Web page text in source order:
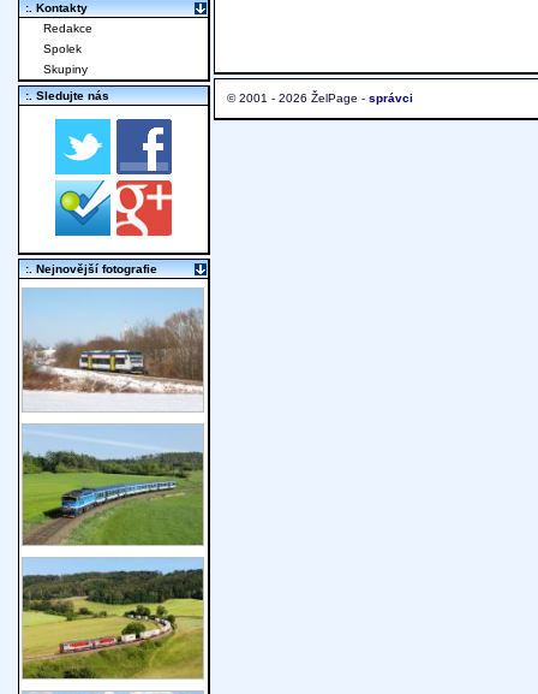
© 2001 - 2026 ŽelPage - správci
:. Kontakty
Redakce
Spolek
Skupiny
:. Sledujte nás
:. Nejnovější fotografie